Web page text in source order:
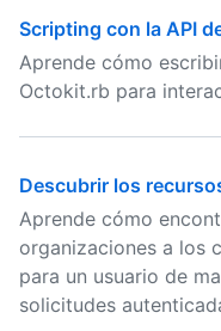
Scripting con la API
Aprende cómo
Octokit.rb para
Descubrir los
Aprende cómo
organizaciones a los
para un usuario de
solicitudes